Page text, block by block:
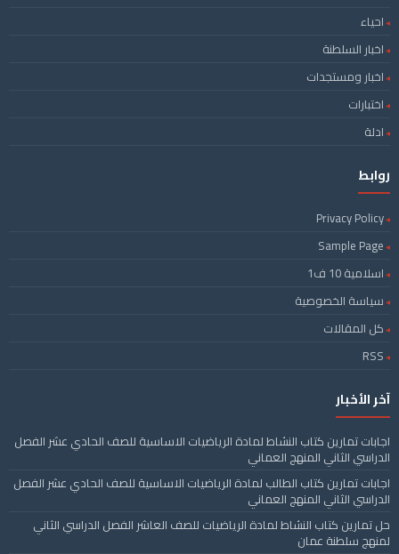
احياء
اخبار السلطنة
اخبار ومستجدات
اختبارات
ادلة
روابط
Privacy Policy
Sample Page
اسلامية 10 ف1
سياسة الخصوصية
كل المقالات
RSS
آخر الأخبار
اجابات تمارين كتاب النشاط لمادة الرياضيات الاساسية للصف الحادي عشر الفصل
الدراسي الثاني المنهج العماني
اجابات تمارين كتاب الطالب لمادة الرياضيات الاساسية للصف الحادي عشر الفصل
الدراسي الثاني المنهج العماني
حل تمارين كتاب النشاط لمادة الرياضيات للصف العاشر الفصل الدراسي الثاني
لمنهج سلطنة عمان